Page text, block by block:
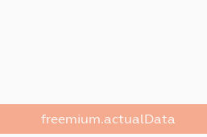
freemium.actualData